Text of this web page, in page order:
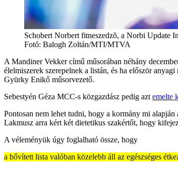
Schobert Norbert fitneszedzõ, a Norbi Update
Fotó: Balogh Zoltán/MTI/MTVA
A Mandiner Vekker című műsorában néhány
élelmiszerek szerepelnek a listán, és ha először
Gyürky Enikő műsorvezető.
Sebestyén Géza MCC-s közgazdász pedig azt emelte
Pontosan nem lehet tudni, hogy a kormány mi
Lakmusz arra kért két dietetikus szakértőt, hogy
A véleményük úgy foglalható össze, hogy
a bővített lista valóban közelebb áll az egészséges